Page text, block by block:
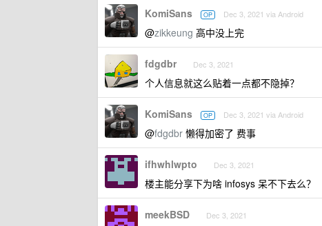
KomiSans OP Dec 3, 2021 via Android
@zikkeung 高中没上完
fdgdbr Dec 3, 2021
个人信息就这么贴着一点都不隐掉？
KomiSans OP Dec 3, 2021 via Android
@fdgdbr 懒得加密了 费事
ifhwhlwpto Dec 3, 2021
楼主能分享下为啥 infosys 呆不下去么？
meekBSD Dec 3, 2021